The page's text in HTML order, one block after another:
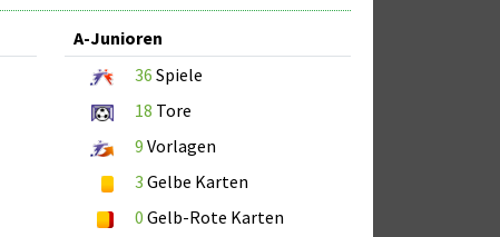
A-Junioren
36 Spiele
18 Tore
9 Vorlagen
3 Gelbe Karten
0 Gelb-Rote Karten